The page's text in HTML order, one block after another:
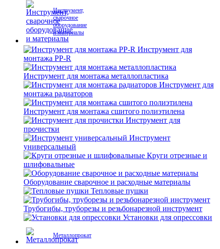
Инструмент,
сварочное
оборудование
и материалы
Инструмент для
монтажа PP-R
Инструмент для монтажа металлопластика
Инструмент для
монтажа радиаторов
Инструмент для монтажа сшитого полиэтилена
Инструмент для
прочистки
Инструмент
универсальный
Круги отрезные и
шлифовальные
Оборудование сварочное и расходные материалы
Тепловые пушки
Трубогибы, труборезы и резьбонарезной инструмент
Установки для опрессовки
Металлопрокат